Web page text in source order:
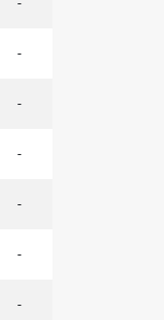
-
-
-
-
-
-